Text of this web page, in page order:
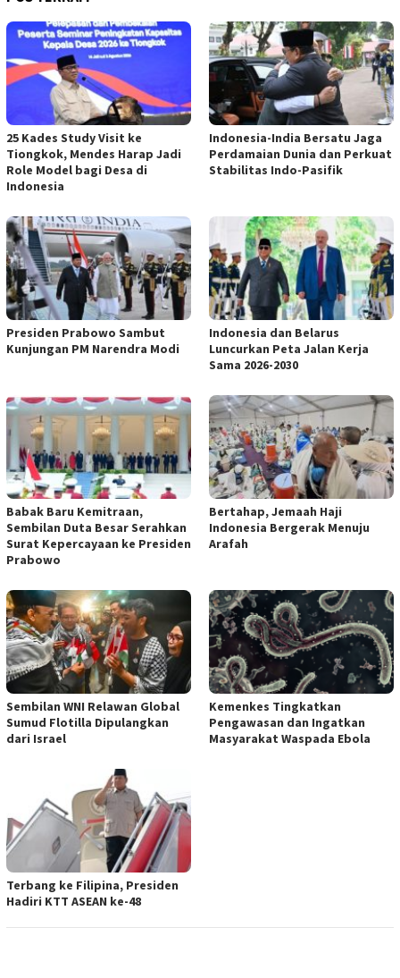
25 Kades Study Visit ke
Tiongkok, Mendes Harap Jadi
Role Model bagi Desa di
Indonesia
Indonesia-India Bersatu Jaga
Perdamaian Dunia dan Perkuat
Stabilitas Indo-Pasifik
Presiden Prabowo Sambut
Kunjungan PM Narendra Modi
Indonesia dan Belarus
Luncurkan Peta Jalan Kerja
Sama 2026-2030
Babak Baru Kemitraan,
Sembilan Duta Besar Serahkan
Surat Kepercayaan ke Presiden
Prabowo
Bertahap, Jemaah Haji
Indonesia Bergerak Menuju
Arafah
Sembilan WNI Relawan Global
Sumud Flotilla Dipulangkan
dari Israel
Kemenkes Tingkatkan
Pengawasan dan Ingatkan
Masyarakat Waspada Ebola
Terbang ke Filipina, Presiden
Hadiri KTT ASEAN ke-48